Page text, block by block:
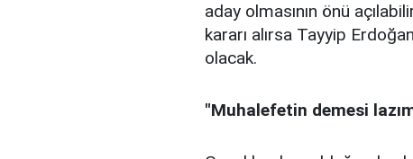
aday olmasının önü
kararı alırsa Tayyip
olacak.
"Muhalefetin demesi